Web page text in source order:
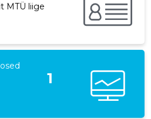
MTÜ liige
1